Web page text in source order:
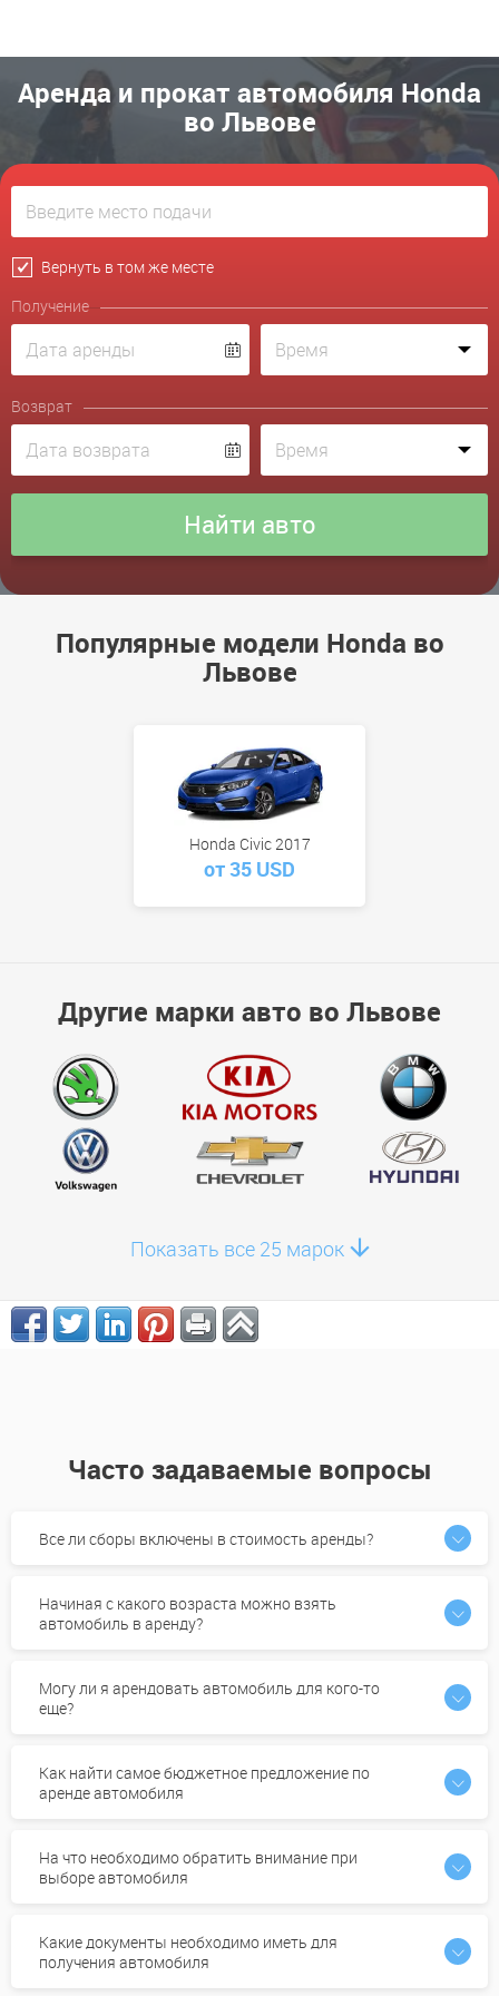
Аренда и прокат автомобиля Honda
во Львове
Вернуть в том же месте
Получение
Возврат
Популярные модели Honda во
Львове
Honda Civic 2017
от 35 USD
Другие марки авто во Львове
Показать все 25 марок
Часто задаваемые вопросы
Все ли сборы включены в стоимость аренды?
Начиная с какого возраста можно взять
автомобиль в аренду?
Могу ли я арендовать автомобиль для кого-то
еще?
Как найти самое бюджетное предложение по
аренде автомобиля
На что необходимо обратить внимание при
выборе автомобиля
Какие документы необходимо иметь для
получения автомобиля